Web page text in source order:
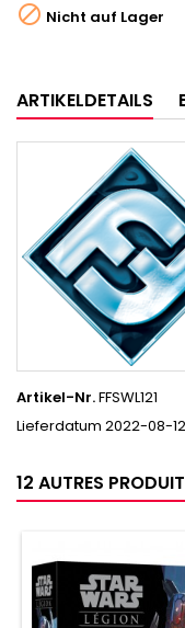
 Nicht auf Lager
ARTIKELDETAILS
Artikel-Nr.FFSWL121
Lieferdatum 2022-08-12
12 AUTRES